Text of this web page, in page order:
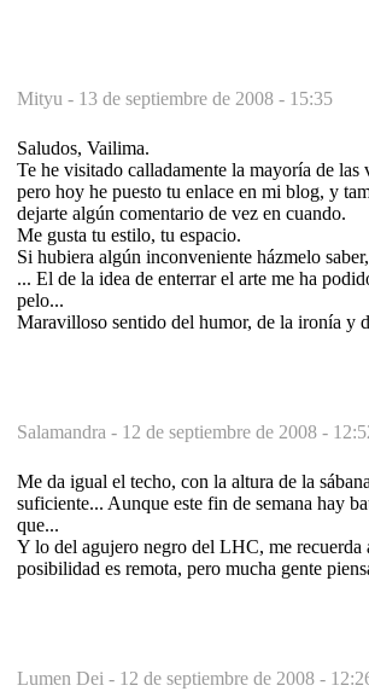
Mityu - 13 de septiembre de 2008 - 15:35
Saludos, Vailima.
Te he visitado calladamente la mayoría de las
pero hoy he puesto tu enlace en mi blog, y
dejarte algún comentario de vez en cuando.
Me gusta tu estilo, tu espacio.
Si hubiera algún inconveniente házmelo
... El de la idea de enterrar el arte me ha
pelo...
Maravilloso sentido del humor, de la ironía y
Salamandra - 12 de septiembre de 2008 -
Me da igual el techo, con la altura de la
suficiente... Aunque este fin de semana hay
que...
Y lo del agujero negro del LHC, me recuerda
posibilidad es remota, pero mucha gente
Lumen Dei - 12 de septiembre de 2008 -